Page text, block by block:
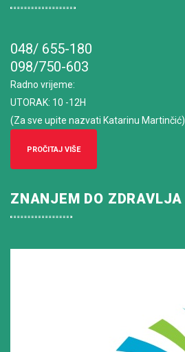
048/ 655-180
098/750-603
Radno vrijeme:
UTORAK: 10 -12H
(Za sve upite nazvati Katarinu Martinčić)
PROČITAJ VIŠE
ZNANJEM DO ZDRAVLJA